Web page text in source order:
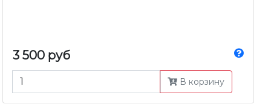
3 500 руб
В корзину